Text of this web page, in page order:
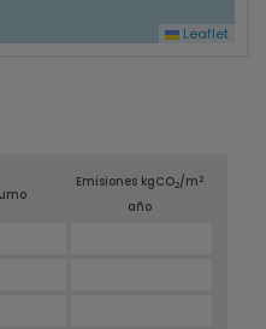
Leaflet
Emisiones kgCO2/m2
año